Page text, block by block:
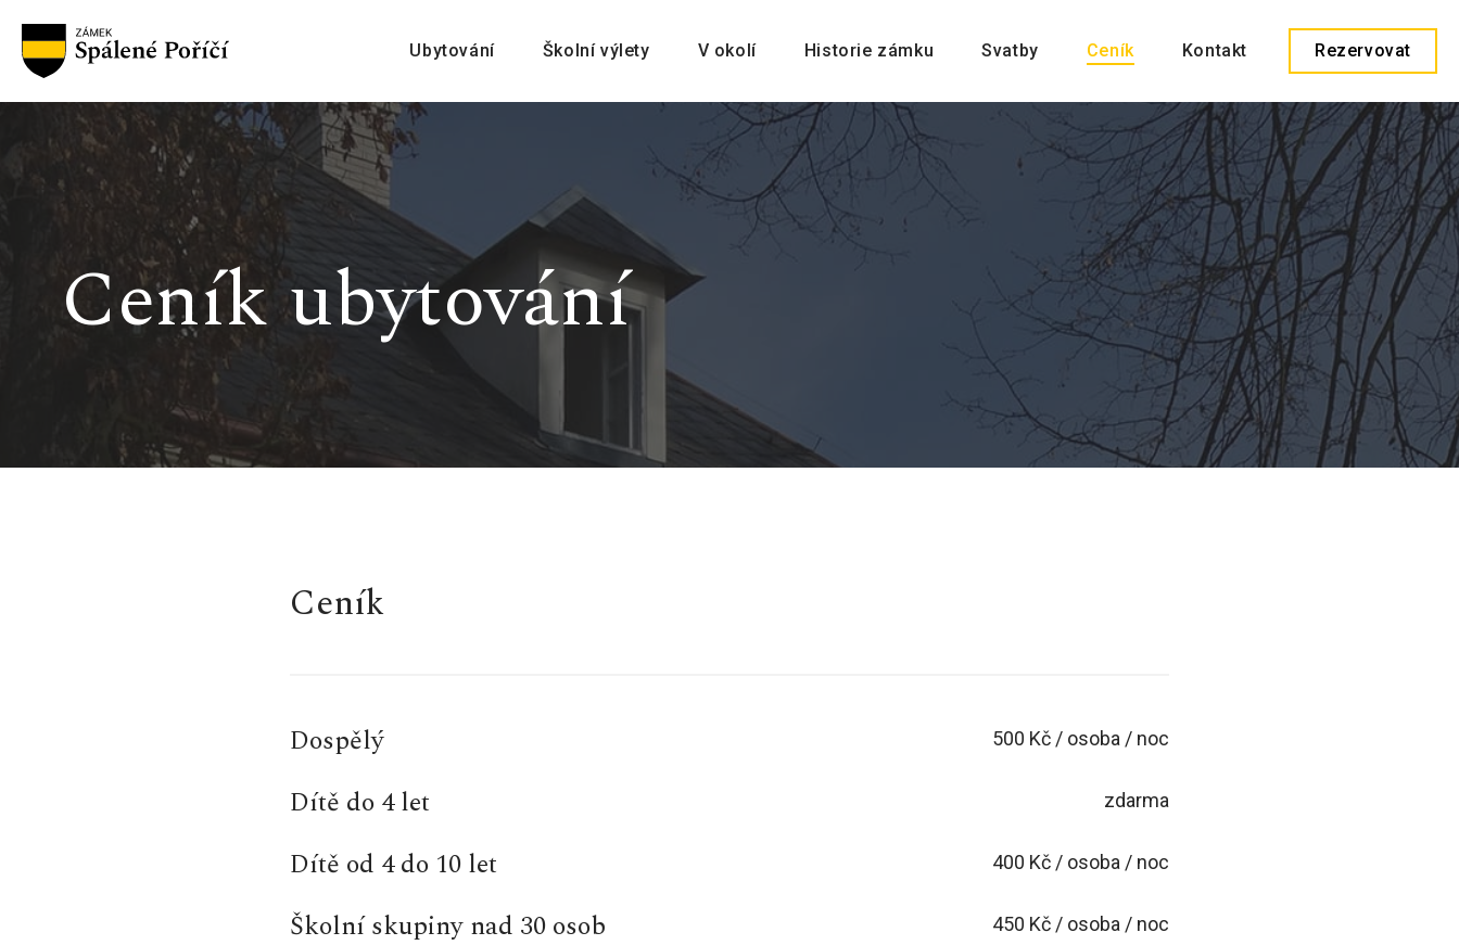
Ubytování Školní výlety V okolí Historie zámku Svatby Ceník Kontakt Rezervovat
Ceník ubytování
Ceník
Dospělý 500 Kč / osoba / noc
Dítě do 4 let zdarma
Dítě od 4 do 10 let 400 Kč / osoba / noc
Školní skupiny nad 30 osob 450 Kč / osoba / noc